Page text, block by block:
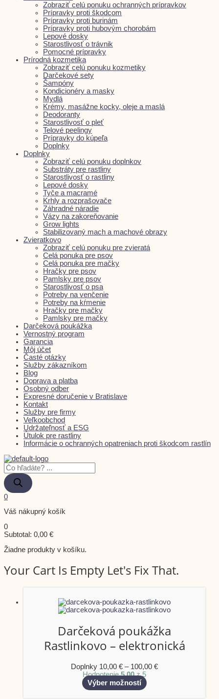
Zobraziť celú ponuku ochranných prípravkov
Prípravky proti škodcom
Prípravky proti burinám
Prípravky proti hubovým chorobám
Lepové dosky
Starostlivosť o trávnik
Pomocné prípravky
Prírodná kozmetika
Zobraziť celú ponuku kozmetiky
Darčekové sety
Šampóny
Kondicionéry a masky
Mydlá
Krémy, masážne kocky, oleje a maslá
Deodoranty
Starostlivosť o pleť
Telové peelingy
Prípravky do kúpeľa
Doplnky
Doplnky
Zobraziť celú ponuku doplnkov
Substráty pre rastliny
Starostlivosť o rastliny
Lepové dosky
Tyče a macramé
Krhly a rozprašovače
Záhradné náradie
Vázy na zakoreňovanie
Grow lights
Stabilizovaný mach a machové obrazy
Zvieratkovo
Zobraziť celú ponuku pre zvieratá
Celá ponuka pre psov
Celá ponuka pre mačky
Hračky pre psov
Pamlsky pre psov
Starostlivosť o psa
Potreby na venčenie
Potreby na kŕmenie
Hračky pre mačky
Pamlsky pre mačky
Darčeková poukážka
Vernostný program
Garancia
Môj účet
Časté otázky
Služby zákazníkom
Blog
Doprava a platba
Osobný odber
Expresné doručenie v Bratislave
Kontakt
Služby pre firmy
Veľkoobchod
Udržateľnosť a ESG
Útulok pre rastliny
Informácie o ochranných opatreniach proti škodcom rastlín
0
Váš nákupný košík
0
Subtotal: 0,00 €
Žiadne produkty v košíku.
Your Cart Is Empty Let's Fix That.
Darčeková poukážka
Rastlinkovo – elektronická
Doplnky 10,00 € – 100,00 €
Hodnotenie5.00z 5
Výber možností